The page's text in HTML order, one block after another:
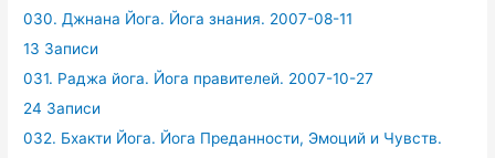
030. Джнана Йога. Йога знания. 2007-08-11
13 Записи
031. Раджа йога. Йога правителей. 2007-10-27
24 Записи
032. Бхакти Йога. Йога Преданности, Эмоций и Чувств.